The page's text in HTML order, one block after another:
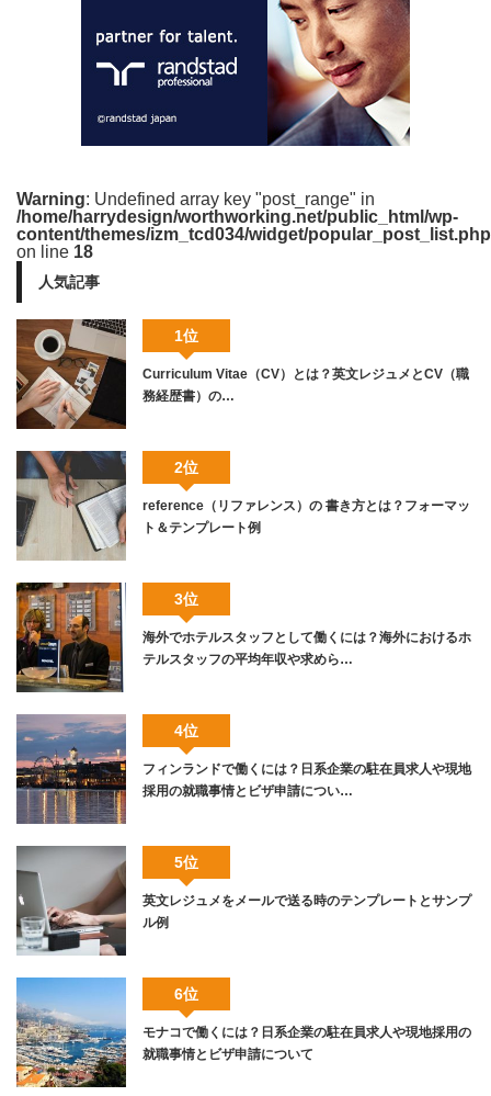
Warning: Undefined array key "post_range" in
/home/harrydesign/worthworking.net/public_html/wp-
content/themes/izm_tcd034/widget/popular_post_list.php
on line 18
人気記事
1位
Curriculum Vitae（CV）とは？英文レジュメとCV（職
務経歴書）の…
2位
reference（リファレンス）の 書き方とは？フォーマッ
ト＆テンプレート例
3位
海外でホテルスタッフとして働くには？海外におけるホ
テルスタッフの平均年収や求めら…
4位
フィンランドで働くには？日系企業の駐在員求人や現地
採用の就職事情とビザ申請につい…
5位
英文レジュメをメールで送る時のテンプレートとサンプ
ル例
6位
モナコで働くには？日系企業の駐在員求人や現地採用の
就職事情とビザ申請について